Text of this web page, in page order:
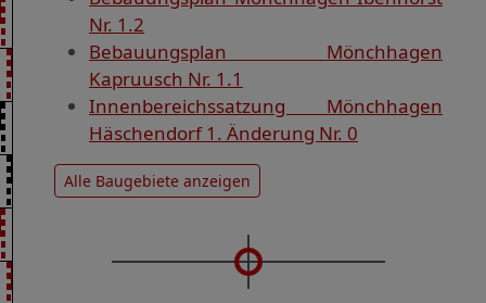
Nr. 1.2
Bebauungsplan Mönchhagen
Kapruusch Nr. 1.1
Innenbereichssatzung Mönchhagen
Häschendorf 1. Änderung Nr. 0
Alle Baugebiete anzeigen